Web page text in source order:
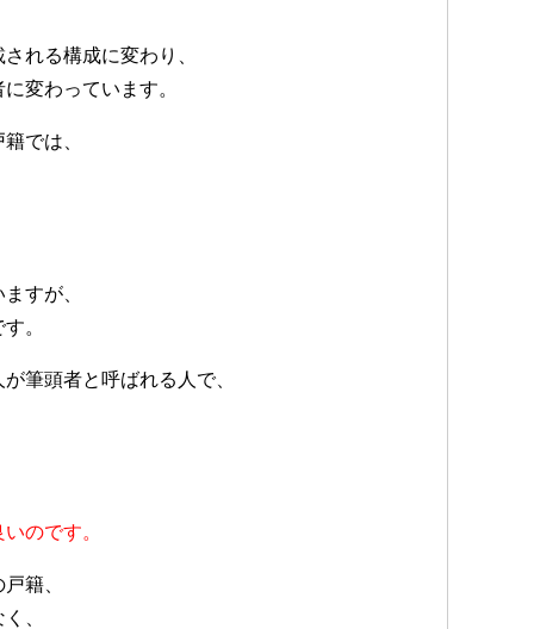
れる構成に変わり、
変わっています。
では、
すが、
。
筆頭者と呼ばれる人で、
のです。
籍、
、